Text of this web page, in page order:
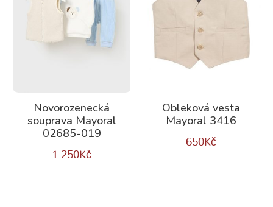
Novorozenecká
souprava Mayoral
02685-019
1 250Kč
Obleková vesta
Mayoral 3416
650Kč